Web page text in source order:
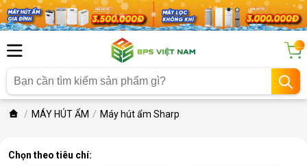
...
MÁY HÚT ẨM Máy hút ẩm Sharp
Chọn theo tiêu chí: